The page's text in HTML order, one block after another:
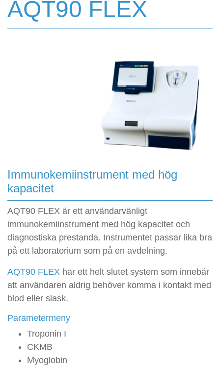
AQT90 FLEX
Immunokemiinstrument med hög
kapacitet
AQT90 FLEX är ett användarvänligt
immunokemiinstrument med hög kapacitet och
diagnostiska prestanda. Instrumentet passar lika bra
på ett laboratorium som på en avdelning.
AQT90 FLEX har ett helt slutet system som innebär
att användaren aldrig behöver komma i kontakt med
blod eller slask.
Parametermeny
Troponin I
CKMB
Myoglobin